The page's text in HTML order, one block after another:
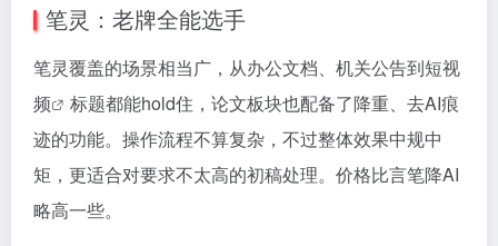
笔灵：老牌全能选手
笔灵覆盖的场景相当广，从办公文档、机关公告到短视
频
标题都能hold住，论文板块也配备了降重、去AI痕
迹的功能。操作流程不算复杂，不过整体效果中规中
矩，更适合对要求不太高的初稿处理。价格比言笔降AI
略高一些。